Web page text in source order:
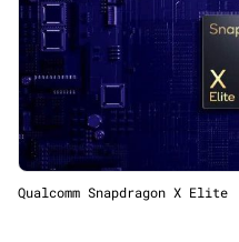
Qualcomm Snapdragon X Elite